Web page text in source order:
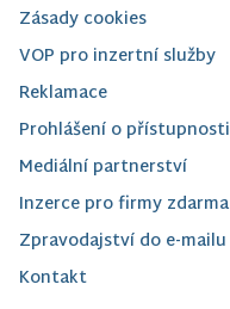
Zásady cookies
VOP pro inzertní služby
Reklamace
Prohlášení o přístupnosti
Mediální partnerství
Inzerce pro firmy zdarma
Zpravodajství do e-mailu
Kontakt